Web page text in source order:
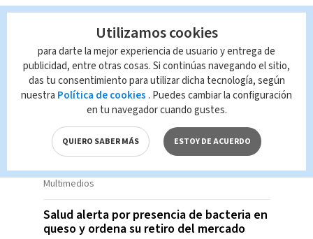
Marcela Ugalde aclara que su estado de
salud es estable tras presentar una
infección en su recuperación
Multimedios
Dos homicidios simultáneos sacuden
Barranca este fin de semana
Un nuevo ajusticiamiento dejó un
fallecido en San Rafael de Escazú
Multimedios
Salud alerta por presencia de bacteria en
queso y ordena su retiro del mercado
Utilizamos cookies
para darte la mejor experiencia de usuario y entrega de
publicidad, entre otras cosas. Si continúas navegando el sitio,
das tu consentimiento para utilizar dicha tecnología, según
nuestra Política de cookies . Puedes cambiar la configuración
en tu navegador cuando gustes.
QUIERO SABER MÁS ESTOY DE ACUERDO